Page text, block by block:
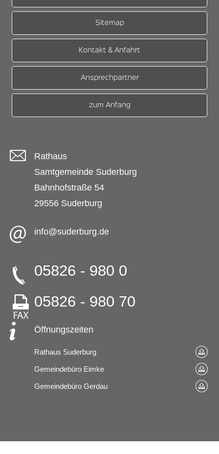
Sitemap
Kontakt & Anfahrt
Ansprechpartner
zum Anfang
Rathaus
Samtgemeinde Suderburg
Bahnhofstraße 54
29556 Suderburg
info@suderburg.de
05826 - 980 0
05826 - 980 70
Öffnungszeiten
Rathaus Suderburg
Gemeindebüro Eimke
Gemeindebüro Gerdau